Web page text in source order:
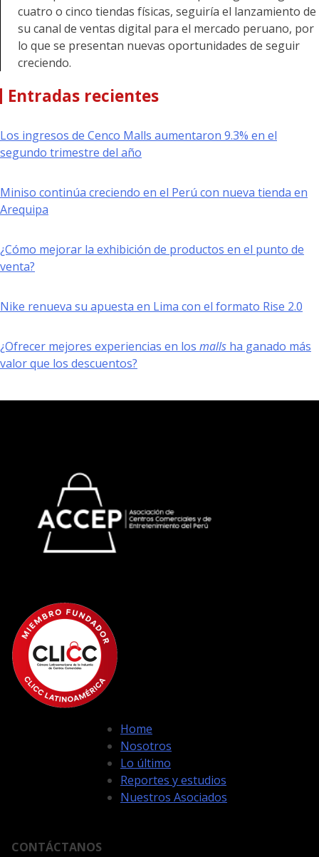
cuatro o cinco tiendas físicas, seguiría el lanzamiento de
su canal de ventas digital para el mercado peruano, por
lo que se presentan nuevas oportunidades de seguir
creciendo.
Entradas recientes
Los ingresos de Cenco Malls aumentaron 9.3% en el
segundo trimestre del año
Miniso continúa creciendo en el Perú con nueva tienda en
Arequipa
¿Cómo mejorar la exhibición de productos en el punto de
venta?
Nike renueva su apuesta en Lima con el formato Rise 2.0
¿Ofrecer mejores experiencias en los malls ha ganado más
valor que los descuentos?
Home
Nosotros
Lo último
Reportes y estudios
Nuestros Asociados
CONTÁCTANOS